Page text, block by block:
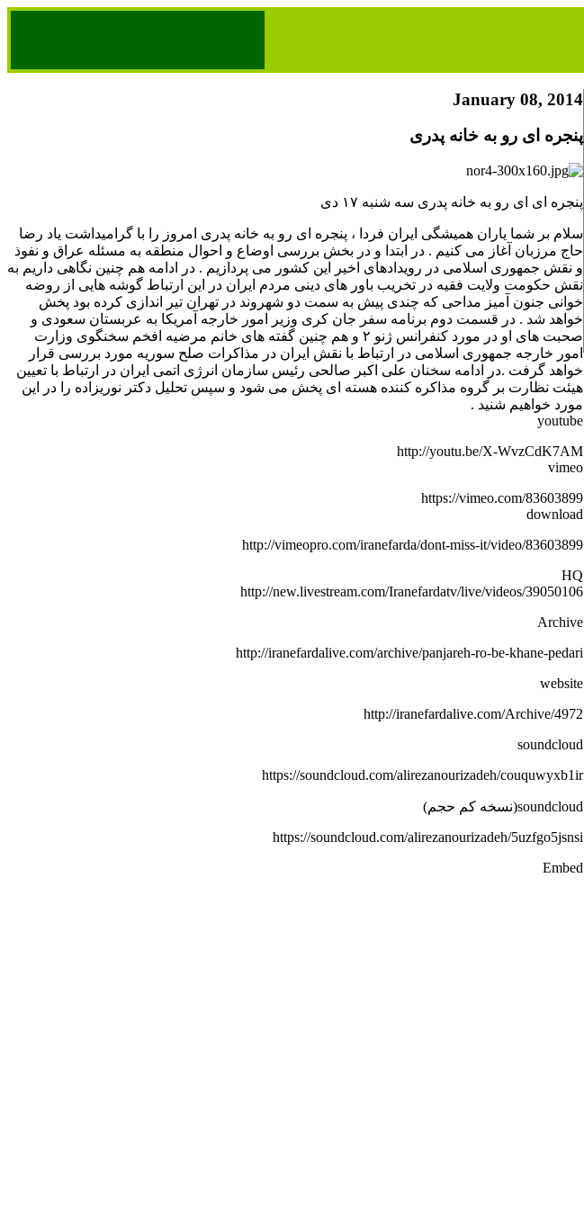
January 08, 2014
پنجره ای رو به خانه پدری
پنجره ای ای رو به خانه پدری سه شنبه ۱۷ دی
سلام بر شما یاران همیشگی ایران فردا ، پنجره ای رو به خانه پدری امروز را با گرامیداشت یاد رضا
حاج مرزبان آغاز می کنیم . در ابتدا و در بخش بررسی اوضاع و احوال منطقه به مسئله عراق و نفوذ
و نقش جمهوری اسلامی در رویدادهای اخیر این کشور می پردازیم . در ادامه هم چنین نگاهی داریم به
نقش حکومت ولایت فقیه در تخریب باور های دینی مردم ایران در این ارتباط گوشه هایی از روضه
خوانی جنون آمیز مداحی که چندی پیش به سمت دو شهروند در تهران تیر اندازی کرده بود پخش
خواهد شد . در قسمت دوم برنامه سفر جان کری وزیر امور خارجه آمریکا به عربستان سعودی و
صحبت های او در مورد کنفرانس ژنو ۲ و هم چنین گفته های خانم مرضیه افخم سخنگوی وزارت
امور خارجه جمهوری اسلامی در ارتباط با نقش ایران در مذاکرات صلح سوریه مورد بررسی قرار
خواهد گرفت .در ادامه سخنان علی اکبر صالحی رئیس سازمان انرژی اتمی ایران در ارتباط با تعیین
هیئت نظارت بر گروه مذاکره کننده هسته ای پخش می شود و سپس تحلیل دکتر نوریزاده را در این
مورد خواهیم شنید .
youtube
http://youtu.be/X-WvzCdK7AM
vimeo
https://vimeo.com/83603899
download
http://vimeopro.com/iranefarda/dont-miss-it/video/83603899
HQ
http://new.livestream.com/Iranefardatv/live/videos/39050106
Archive
http://iranefardalive.com/archive/panjareh-ro-be-khane-pedari
website
http://iranefardalive.com/Archive/4972
soundcloud
https://soundcloud.com/alirezanourizadeh/couquwyxb1ir
soundcloud(نسخه کم حجم)
https://soundcloud.com/alirezanourizadeh/5uzfgo5jsnsi
Embed